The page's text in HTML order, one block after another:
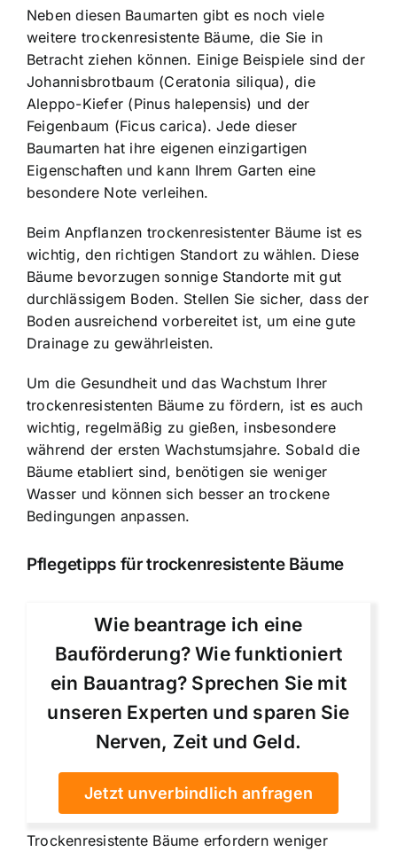
Neben diesen Baumarten gibt es noch viele
weitere trockenresistente Bäume, die Sie in
Betracht ziehen können. Einige Beispiele sind der
Johannisbrotbaum (Ceratonia siliqua), die
Aleppo-Kiefer (Pinus halepensis) und der
Feigenbaum (Ficus carica). Jede dieser
Baumarten hat ihre eigenen einzigartigen
Eigenschaften und kann Ihrem Garten eine
besondere Note verleihen.
Beim Anpflanzen trockenresistenter Bäume ist es
wichtig, den richtigen Standort zu wählen. Diese
Bäume bevorzugen sonnige Standorte mit gut
durchlässigem Boden. Stellen Sie sicher, dass der
Boden ausreichend vorbereitet ist, um eine gute
Drainage zu gewährleisten.
Um die Gesundheit und das Wachstum Ihrer
trockenresistenten Bäume zu fördern, ist es auch
wichtig, regelmäßig zu gießen, insbesondere
während der ersten Wachstumsjahre. Sobald die
Bäume etabliert sind, benötigen sie weniger
Wasser und können sich besser an trockene
Bedingungen anpassen.
Pflegetipps für trockenresistente Bäume
Wie beantrage ich eine
Bauförderung? Wie funktioniert
ein Bauantrag? Sprechen Sie mit
unseren Experten und sparen Sie
Nerven, Zeit und Geld.
Jetzt unverbindlich anfragen
Trockenresistente Bäume erfordern weniger